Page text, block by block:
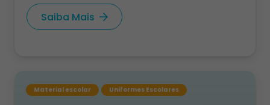
Saiba Mais
Material escolar Uniformes Escolares